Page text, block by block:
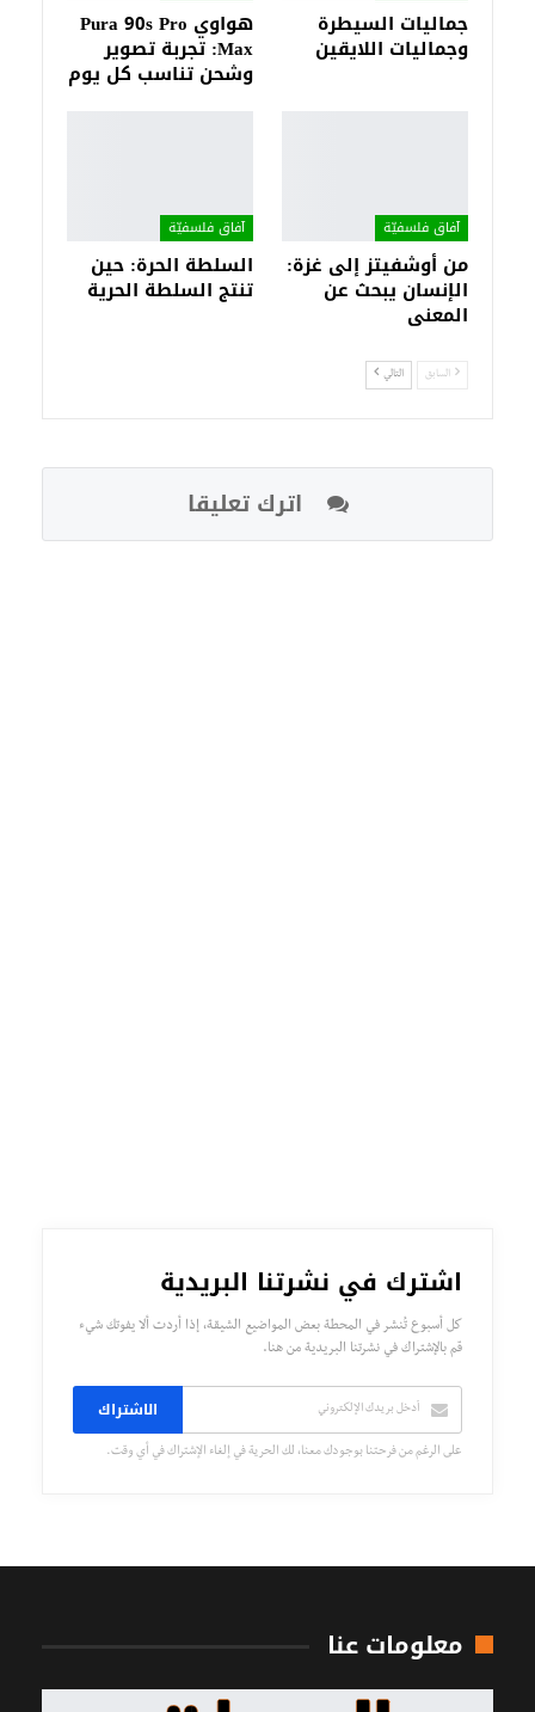
جماليات السيطرة
وجماليات اللايقين
هواوي Pura 90s Pro
Max: تجربة تصوير
وشحن تناسب كل يوم
آفاق فلسفيّة‎
من أوشفيتز إلى غزة:
الإنسان يبحث عن
المعنى
آفاق فلسفيّة‎
السلطة الحرة: حين
تنتج السلطة الحرية
السابق التالي
اترك تعليقا
اشترك في نشرتنا البريدية
كل أسبوع تُنشر في المحطة بعض المواضيع الشيقة، إذا أردت ألا يفوتك شيء
قم بالإشتراك في نشرتنا البريدية من هنا.
الاشتراك
على الرغم من فرحتنا بوجودك معنا، لك الحرية في إلغاء الإشتراك في أي وقت.
معلومات عنا